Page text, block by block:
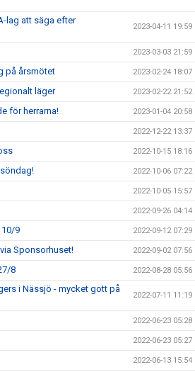
lag att säga efter
2023-04-11 19:59
2023-03-03 21:59
på årsmötet 2023-02-24 18:07
läger 2023-02-22 21:52
för herrarna! 2023-01-04 20:58
2022-12-22 13:37
2022-10-15 18:16
2022-10-06 07:22
2022-10-05 15:57
2022-09-26 04:14
10/9 2022-09-12 07:29
Sponsorhuset! 2022-09-02 07:56
8 2022-08-28 05:56
i Nässjö - mycket gott på
2022-07-11 11:19
2022-06-23 05:28
2022-06-23 05:27
2022-06-13 15:54